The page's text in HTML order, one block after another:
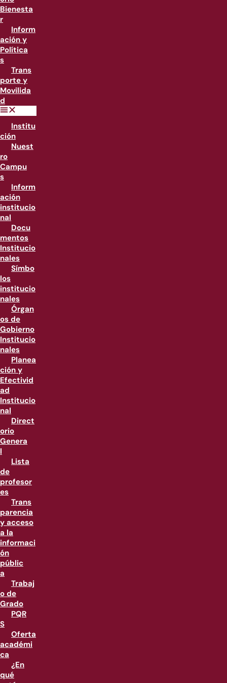
Bienesta
r
Inform
ación y
Política
s
Trans
porte y
Movilida
d
Institu
ción
Nuest
ro
Campu
s
Inform
ación
institucio
nal
Docu
mentos
Institucio
nales
Símbo
los
institucio
nales
Órgan
os de
Gobierno
Institucio
nales
Planea
ción y
Efectivid
ad
Institucio
nal
Direct
orio
Genera
l
Lista
de
profesor
es
Trans
parencia
y acceso
a la
informaci
ón
públic
a
Trabaj
o de
Grado
PQR
S
Oferta
académi
ca
¿En
qué